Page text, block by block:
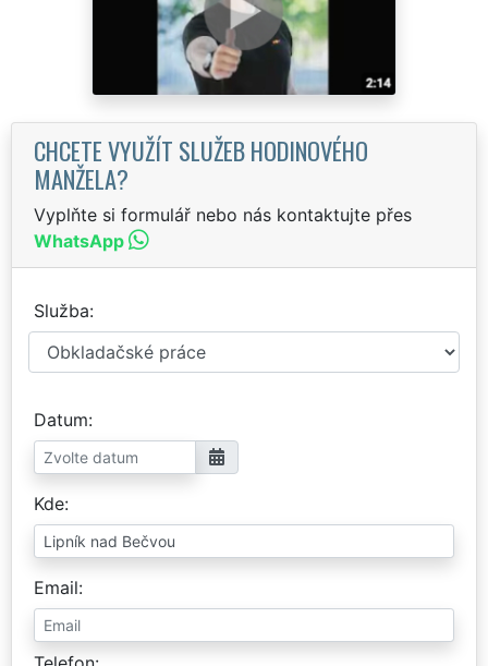
CHCETE VYUŽÍT SLUŽEB HODINOVÉHO
MANŽELA?
Vyplňte si formulář nebo nás kontaktujte přes
WhatsApp
Služba
Datum
Kde
Email